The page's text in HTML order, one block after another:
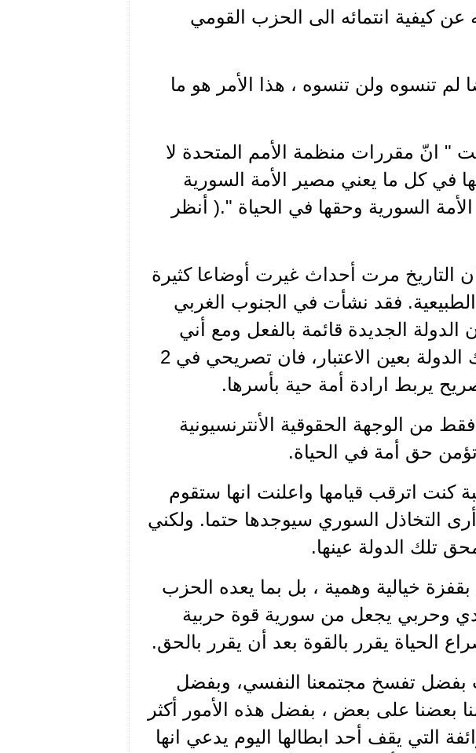
كيفية انتمائه الى الحزب القومي
لم تنسوه ولن تنسوه ، هذا الأمر هو ما
تشرين الثاني 1947 ، اذ قلت " انّ مقررات منظمة الأمم المتحدة لا
في كل ما يعني مصير الأمة السورية
السورية وحقها في الحياة ".( أنظر
التاريخ مرت أحداث غيرت أوضاعا كثيرة
فقد نشأت في الجنوب الغربي
الدولة الجديدة قائمة بالفعل ومع أني
كنت أول من أعلن وجوب أخذ وجود تلك الدولة بعين الاعتبار، فان تصريحي في 2
من الوجهة الحقوقية الأنترنسيونية
تؤمن حق أمة في الحياة.
كنت اترقب قيامها واعلنت انها ستقوم
التخاذل السوري سيوجدها حتما. ولكني
تلك الدولة عينها.
خيالية وهمية ، بل بما يعده الحزب
وحربي يجعل من سورية قوة حربية
الحياة يقرر بالقوة بعد أن يقرر بالحق.
بفضل تفسخ مجتمعنا النفسي، وبفضل
بعضنا على بعض ، بفضل هذه الأمور أكثر
التي يقف أحد ابطالها اليوم يدعي انها